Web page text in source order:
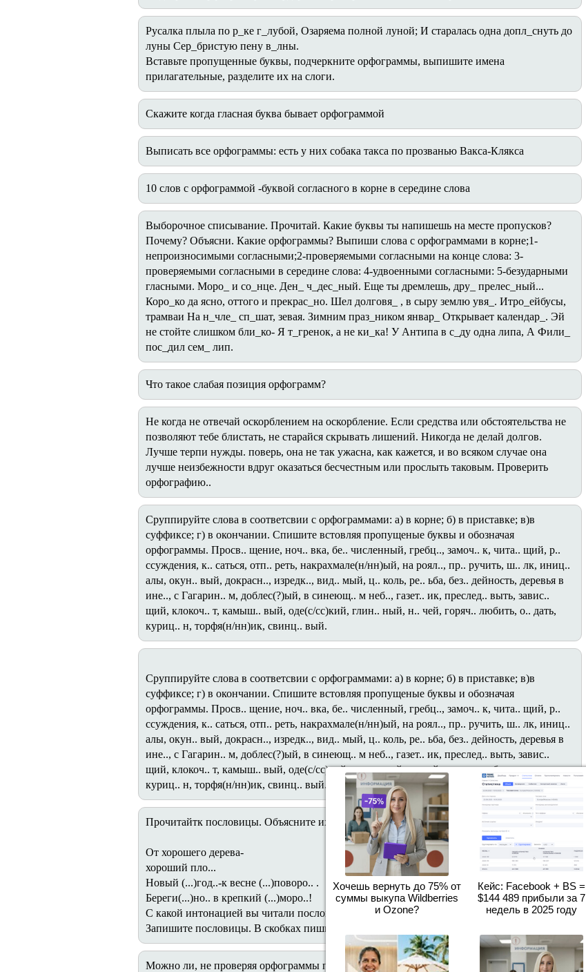
Хочешь вернуть до 75% от
суммы выкупа Wildberries
и Ozone?
Кейс: Facebook + BS =
$144 489 прибыли за 7
недель в 2025 году
Русалка плыла по р_ке г_лубой, Озаряема полной луной; И старалась одна допл_снуть до
луны Сер_бристую пену в_лны.
Вставьте пропущенные буквы, подчеркните орфограммы, выпишите имена
прилагательные, разделите их на слоги.
Скажите когда гласная буква бывает орфограммой
Выписать все орфограммы: есть у них собака такса по прозванью Вакса-Клякса
10 слов с орфограммой -буквой согласного в корне в середине слова
Выборочное списывание. Прочитай. Какие буквы ты напишешь на месте пропусков?
Почему? Объясни. Какие орфограммы? Выпиши слова с орфограммами в корне;1-
непроизносимыми согласными;2-проверяемыми согласными на конце слова: 3-
проверяемыми согласными в середине слова: 4-удвоенными согласными: 5-безударными
гласными. Моро_ и со_нце. Ден_ ч_дес_ный. Еще ты дремлешь, дру_ прелес_ный...
Коро_ко да ясно, оттого и прекрас_но. Шел долговя_ , в сыру землю увя_. Итро_ейбусы,
трамваи На н_чле_ сп_шат, зевая. Зимним праз_ником январ_ Открывает календар_. Эй
не стойте слишком бли_ко- Я т_гренок, а не ки_ка! У Антипа в с_ду одна липа, А Фили_
пос_дил сем_ лип.
Что такое слабая позиция орфограмм?
Не когда не отвечай оскорблением на оскорбление. Если средства или обстоятельства не
позволяют тебе блистать, не старайся скрывать лишений. Никогда не делай долгов.
Лучше терпи нужды. поверь, она не так ужасна, как кажется, и во всяком случае она
лучше неизбежности вдруг оказаться бесчестным или прослыть таковым. Проверить
орфографию..
Сруппируйте слова в соответсвии с орфограммами: а) в корне; б) в приставке; в)в
суффиксе; г) в окончании. Спишите встовляя пропущеные буквы и обозначая
орфограммы. Просв.. щение, ноч.. вка, бе.. численный, гребц.., замоч.. к, чита.. щий, р..
ссуждения, к.. саться, отп.. реть, накрахмале(н/нн)ый, на роял.., пр.. ручить, ш.. лк, иниц..
алы, окун.. вый, докрасн.., изредк.., вид.. мый, ц.. коль, ре.. ьба, без.. дейность, деревья в
ине.., с Гагарин.. м, доблес(?)ый, в синеющ.. м неб.., газет.. ик, преслед.. выть, завис..
щий, клокоч.. т, камыш.. вый, оде(с/сс)кий, глин.. ный, н.. чей, горяч.. любить, о.. дать,
куриц.. н, торфя(н/нн)ик, свинц.. вый.
Сруппируйте слова в соответсвии с орфограммами: а) в корне; б) в приставке; в)в
суффиксе; г) в окончании. Спишите встовляя пропущеные буквы и обозначая
орфограммы. Просв.. щение, ноч.. вка, бе.. численный, гребц.., замоч.. к, чита.. щий, р..
ссуждения, к.. саться, отп.. реть, накрахмале(н/нн)ый, на роял.., пр.. ручить, ш.. лк, иниц..
алы, окун.. вый, докрасн.., изредк.., вид.. мый, ц.. коль, ре.. ьба, без.. дейность, деревья в
ине.., с Гагарин.. м, доблес(?)ый, в синеющ.. м неб.., газет.. ик, преслед.. выть, завис..
щий, клокоч.. т, камыш.. вый, оде(с/сс)кий, глин.. ный, н.. чей, горяч.. любить, о.. дать,
куриц.. н, торфя(н/нн)ик, свинц.. вый.
Прочитайтк пословицы. Объясните их значение.
От хорошего дерева-
хороший пло...
Новый (...)год..-к весне (...)поворо.. .
Береги(...)но.. в крепкий (...)моро..!
С какой интонацией вы читали пословицы? Объясните правописание пропущеных букв.
Запишите пословицы. В скобках пишите проверочные слова.
Можно ли, не проверяя орфограммы по словарю, точно определить, какое слово записано